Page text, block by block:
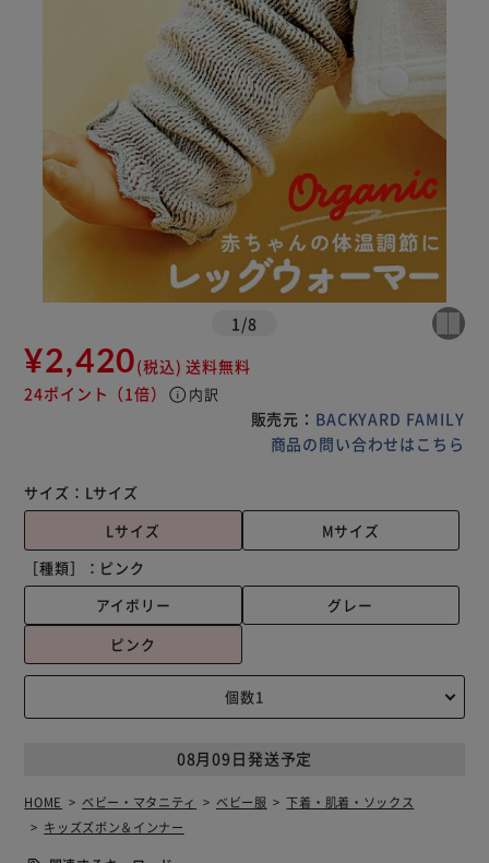
1 /8
¥2,420(税込) 送料無料
24ポイント （1倍） info 内訳
販売元： BACKYARD FAMILY
商品の問い合わせはこちら
サイズ： Lサイズ
Lサイズ
Mサイズ
［種類］： ピンク
アイボリー
グレー
ピンク
08月09日発送予定
HOME ベビー・マタニティ ベビー服
下着・肌着・ソックス
キッズズボン＆インナー